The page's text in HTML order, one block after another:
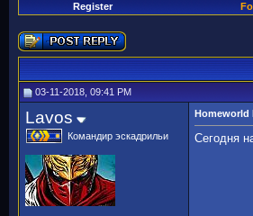
Register
03-11-2018, 09:41 PM
Lavos
Командир эскадрильи
Homeworld
Сегодня